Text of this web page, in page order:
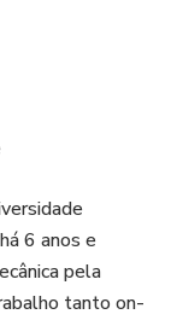
6 anos e
pela
tanto on-